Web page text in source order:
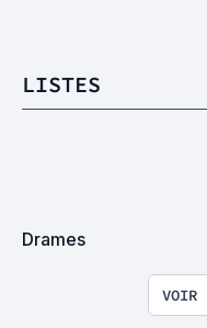
LISTES
Drames
VOIR